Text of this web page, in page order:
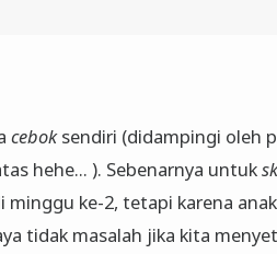
ceboksendiri (didampingi oleh
hehe... ). Sebenarnya untuk
ke-2, tetapi karena
tidak masalah jika kita